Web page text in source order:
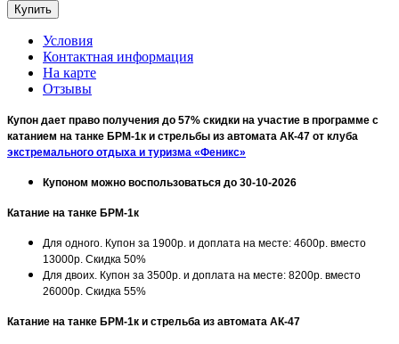
Условия
Контактная информация
На карте
Отзывы
Купон дает право получения до 57% скидки на участие в программе с
катанием на танке БРМ-1к и стрельбы из автомата АК-47 от клуба
экстремального отдыха и туризма «Феникс»
Купоном можно воспользоваться до 30-10-2026
Катание на танке БРМ-1к
Для одного. Купон за 1900р. и доплата на месте: 4600р. вместо
13000р. Скидка 50%
Для двоих. Купон за 3500р. и доплата на месте: 8200р. вместо
26000р. Скидка 55%
Катание на танке БРМ-1к и стрельба из автомата АК-47